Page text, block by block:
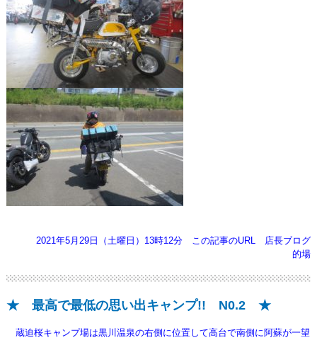
2021年5月29日（土曜日）13時12分 この記事のURL
店長ブログ
的場
★ 最高で最低の思い出キャンプ!! N0.2 ★
蔵迫桜キャンプ場は黒川温泉の右側に位置して高台で南側に阿蘇が一望